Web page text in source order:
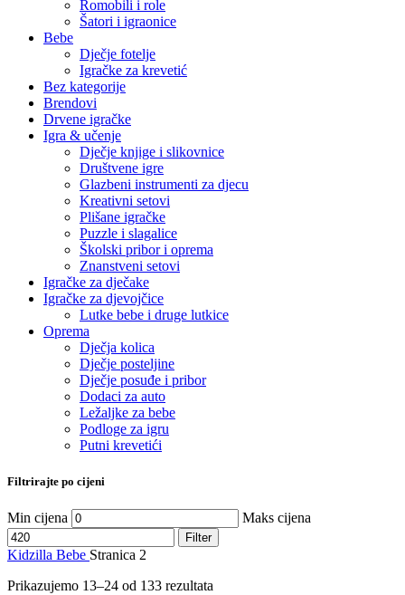
Romobili i role
Šatori i igraonice
Bebe
Dječje fotelje
Igračke za krevetić
Bez kategorije
Brendovi
Drvene igračke
Igra & učenje
Dječje knjige i slikovnice
Društvene igre
Glazbeni instrumenti za djecu
Kreativni setovi
Plišane igračke
Puzzle i slagalice
Školski pribor i oprema
Znanstveni setovi
Igračke za dječake
Igračke za djevojčice
Lutke bebe i druge lutkice
Oprema
Dječja kolica
Dječje posteljine
Dječje posuđe i pribor
Dodaci za auto
Ležaljke za bebe
Podloge za igru
Putni krevetići
Filtrirajte po cijeni
Min cijena Maks cijena
Filter
Kidzilla Bebe Stranica 2
Prikazujemo 13–24 od 133 rezultata